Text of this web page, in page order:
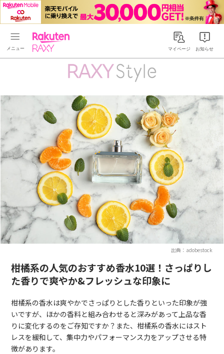
Rakuten RAXYマイページ お知らせ
出典：adobestock
柑橘系の人気のおすすめ香水10選！さっぱりし
た香りで爽やか&フレッシュな印象に
柑橘系の香水は爽やかでさっぱりとした香りといった印象が強
いですが、ほかの香料と組み合わせると深みがあって上品な香
りに変化するのをご存知ですか？また、柑橘系の香水にはスト
レスを緩和して、集中力やパフォーマンス力をアップさせる特
徴があります。